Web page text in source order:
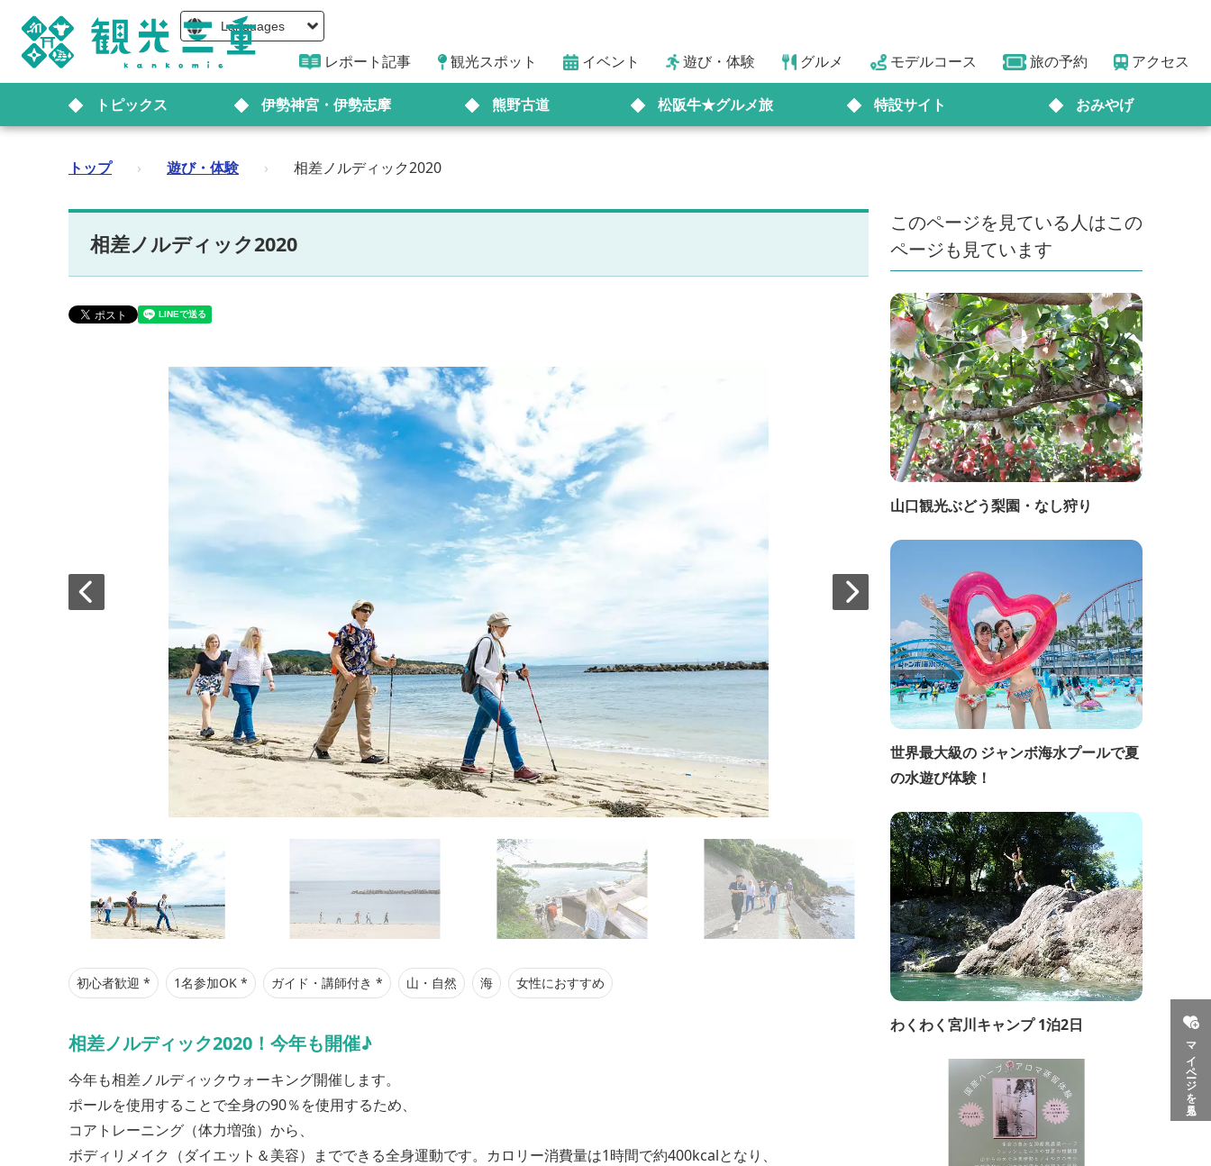
Languages
レポート記事 観光スポット イベント 遊び・体験 グルメ モデルコース 旅の予約 アクセス
トピックス 伊勢神宮・伊勢志摩 熊野古道 松阪牛★グルメ旅 特設サイト おみやげ
マイページを見る
トップ › 遊び・体験 › 相差ノルディック2020
相差ノルディック2020
初心者歓迎 * 1名参加OK * ガイド・講師付き * 山・自然 海 女性におすすめ
相差ノルディック2020！今年も開催♪
今年も相差ノルディックウォーキング開催します。
ポールを使用することで全身の90％を使用するため、
コアトレーニング（体力増強）から、
ボディリメイク（ダイエット＆美容）までできる全身運動です。カロリー消費量は1時間で約400kcalとなり、
このページを見ている人はこの
ページも見ています
山口観光ぶどう梨園・なし狩り
世界最大級の ジャンボ海水プールで夏
の水遊び体験！
わくわく宮川キャンプ 1泊2日